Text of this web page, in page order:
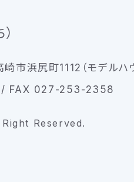
浜尻町1112（モデルハ
FAX 027-253-2358
Reserved.